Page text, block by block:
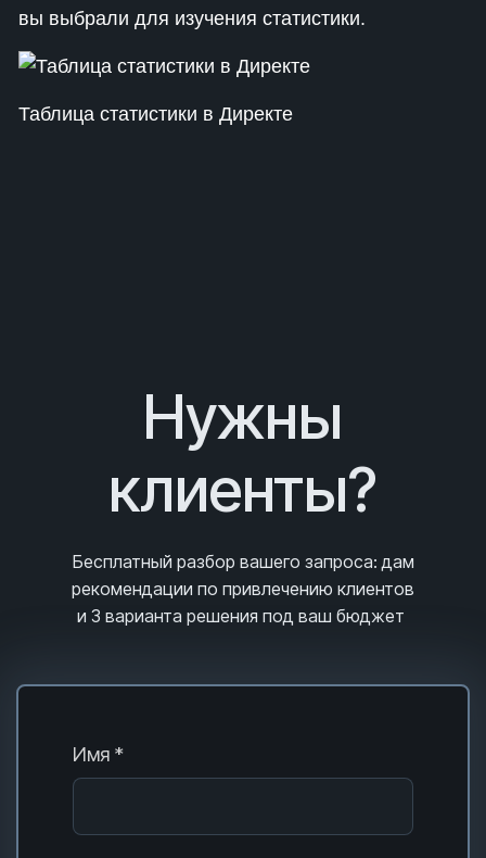
вы выбрали для изучения статистики.
Таблица статистики в Директе
Нужны
клиенты?
Бесплатный разбор вашего запроса: дам
рекомендации по привлечению клиентов
и 3 варианта решения под ваш бюджет
Имя *